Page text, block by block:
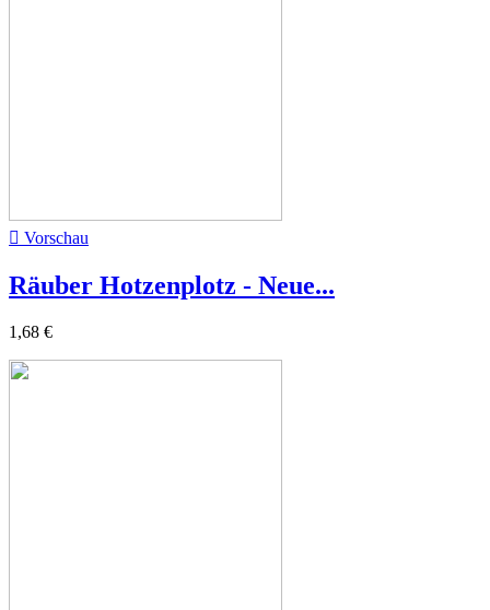
 Vorschau
Räuber Hotzenplotz - Neue...
1,68 €